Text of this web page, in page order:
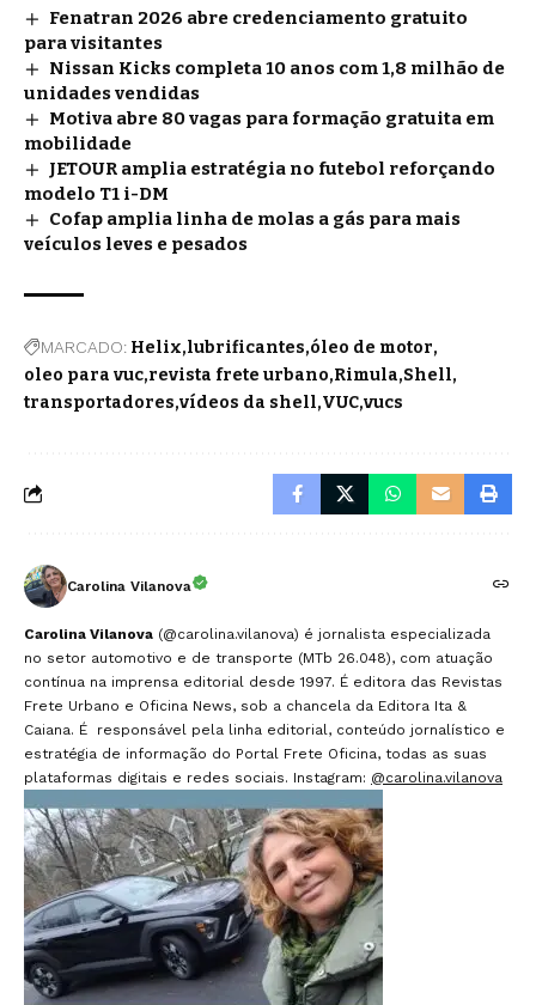
Fenatran 2026 abre credenciamento gratuito
para visitantes
Nissan Kicks completa 10 anos com 1,8 milhão de
unidades vendidas
Motiva abre 80 vagas para formação gratuita em
mobilidade
JETOUR amplia estratégia no futebol reforçando
modelo T1 i-DM
Cofap amplia linha de molas a gás para mais
veículos leves e pesados
MARCADO: Helix lubrificantes óleo de motor
oleo para vuc revista frete urbano Rimula Shell
transportadores vídeos da shell VUC vucs
Carolina Vilanova
Carolina Vilanova (@carolina.vilanova) é jornalista especializada
no setor automotivo e de transporte (MTb 26.048), com atuação
contínua na imprensa editorial desde 1997. É editora das Revistas
Frete Urbano e Oficina News, sob a chancela da Editora Ita &
Caiana. É responsável pela linha editorial, conteúdo jornalístico e
estratégia de informação do Portal Frete Oficina, todas as suas
plataformas digitais e redes sociais. Instagram: @carolina.vilanova